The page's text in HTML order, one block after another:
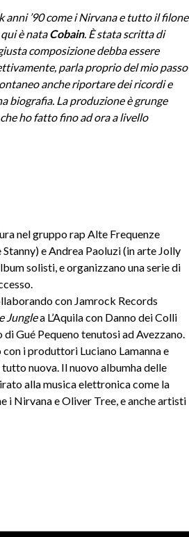
anni ’90 come i Nirvana e tutto il filone
è nataCobain. È stata scritta di
composizione debba essere
parla proprio del mio passo
anche riportare dei ricordi e
biografia. La produzione è grunge
ho fatto fino ad ora a livello
nel gruppo rap Alte Frequenze
e Andrea Paoluzi (in arte Jolly
solisti, e organizzano una serie di
con Jamrock Records
Junglea L’Aquila con Danno dei Colli
Gué Pequeno tenutosi ad Avezzano.
con i produttori Luciano Lamanna e
tutto nuova. Il nuovo albumha delle
alla musica elettronica come la
i Nirvana e Oliver Tree, e anche artisti